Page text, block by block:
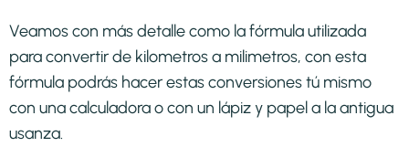
Veamos con más detalle como la fórmula utilizada
para convertir de kilometros a milimetros, con esta
fórmula podrás hacer estas conversiones tú mismo
con una calculadora o con un lápiz y papel a la antigua
usanza.